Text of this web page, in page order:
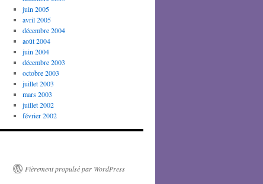
juin 2005
avril 2005
décembre 2004
août 2004
juin 2004
décembre 2003
octobre 2003
juillet 2003
mars 2003
juillet 2002
février 2002
Fièrement propulsé par WordPress